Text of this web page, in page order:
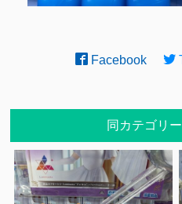
Facebook
同カテゴリ